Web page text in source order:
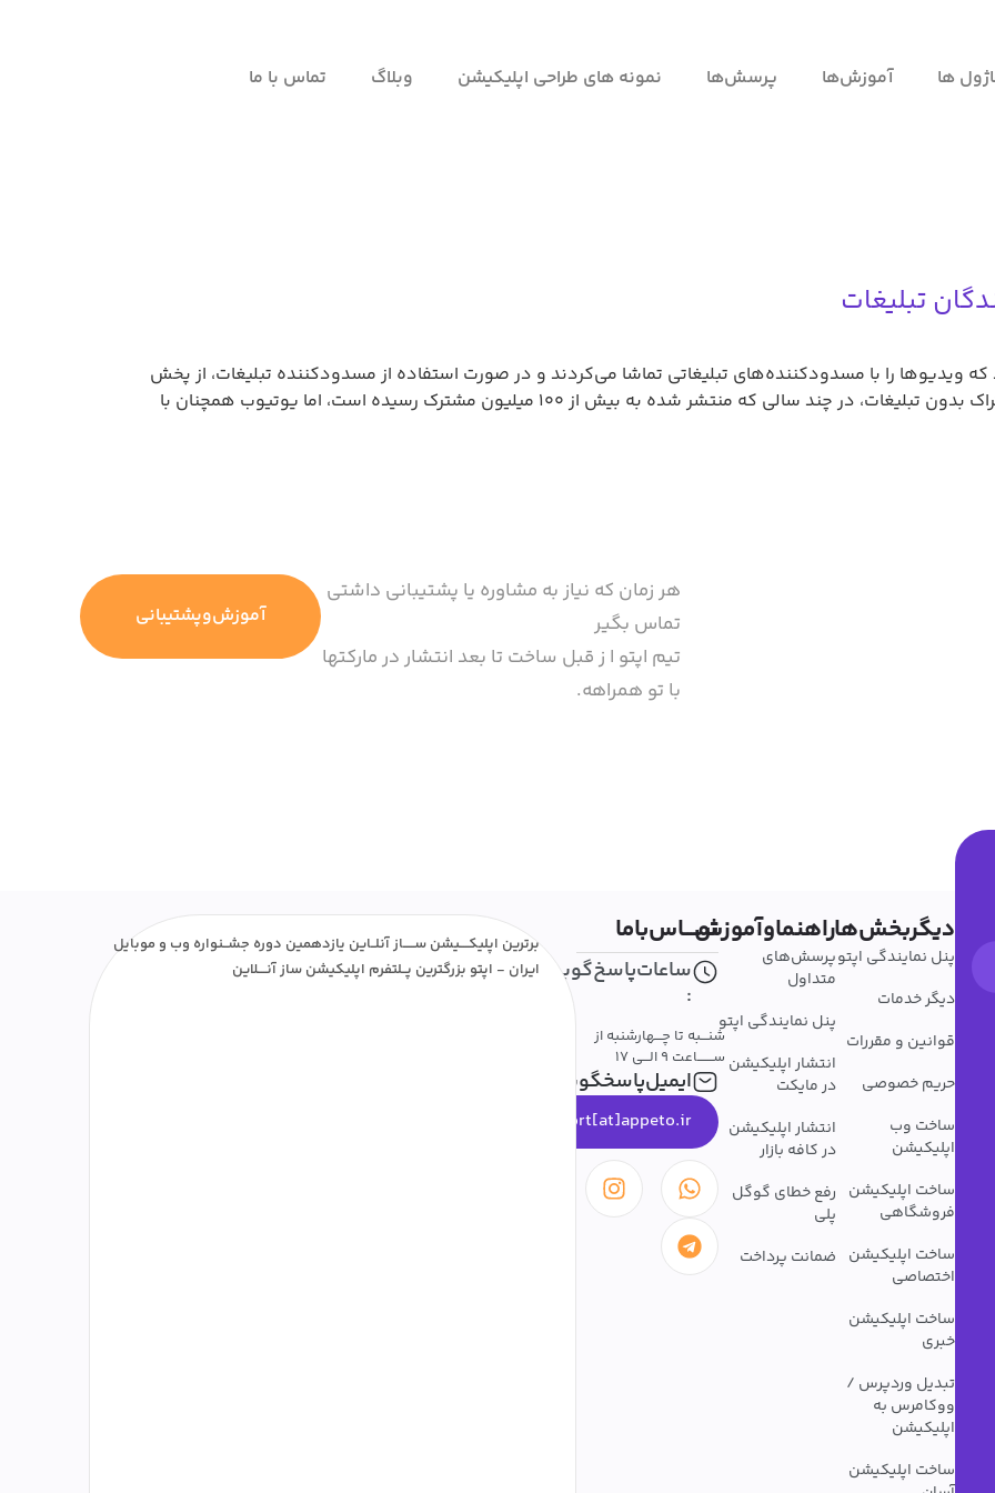
ها آموزش‌ها پرسش‌ها نمونه های طراحی اپلیکیشن وبلاگ تماس با ما
تبلیغات
کاربرانی کرد که ویدیوها را با مسدودکننده‌های تبلیغاتی تماشا می‌کردند و در صورت استفاده از مسدودکننده تبلیغات، از پخش
ویدیو جلوگیری کرد. یوتیوب پریمیوم، سرویس اشتراک بدون تبلیغات، در چند سالی که منتشر شده به بیش از ۱۰۰ میلیون مشترک رسیده است، اما یوتیوب همچنان با
هر زمان که نیاز به مشاوره یا پشتیبانی داشتی
تماس بگیر
تیم اپتو ا ز قبل ساخت تا بعد انتشار در مارکتها
با تو همراهه.
آموزش‌وپشتیبانی
دیگربخش‌ها
پنل نمایندگی اپتو
دیگر خدمات
قوانین و مقررات
حریم خصوصی
ساخت وب
اپلیکیشن
ساخت اپلیکیشن
فروشگاهی
ساخت اپلیکیشن
اختصاصی
ساخت اپلیکیشن
خبری
تبدیل وردپرس /
ووکامرس به
اپلیکیشن
ساخت اپلیکیشن
راهنماوآموزش
پرسش‌های
متداول
پنل نمایندگی اپتو
انتشار اپلیکیشن
در مایکت
انتشار اپلیکیشن
در کافه بازار
رفع خطای گوگل
پلی
ضمانت پرداخت
تمــــاس‌باما
ساعات‌پاسخ‌گویی
:
شنـــبه تا چـــهارشنبه از
ســـــــاعت 9 الـــی 17
ایمیل‌پاسخگویی
support[at]appeto.ir
برترین اپلیکــــیشن ســـــاز آنلــاین یازدهمین دوره جشــنواره وب و موبایل
ایران - اپتو بزرگترین پــلتفرم اپلیکیشن ساز آنــــلاین